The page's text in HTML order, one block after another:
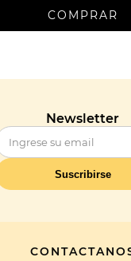
Newsletter
Suscribirse